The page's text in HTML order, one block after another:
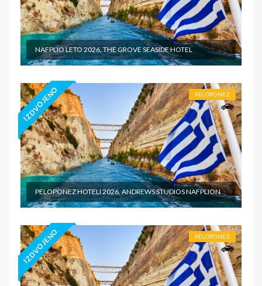
NAFPLIO LETO 2026, THE GROVE SEASIDE HOTEL
IZDVOJENO PELOPONEZ
PELOPONEZ HOTELI 2026, ANDREWS STUDIOS NAFPLION
IZDVOJENO PELOPONEZ